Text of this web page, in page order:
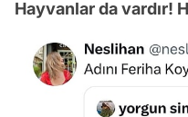
Hayvanlar da vardır!